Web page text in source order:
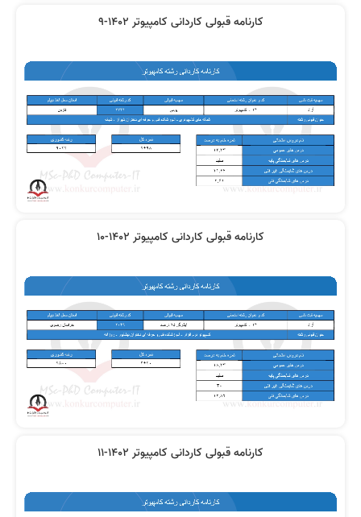
کارنامه قبولی کاردانی کامپیوتر 1402-9
کارنامه قبولی کاردانی کامپیوتر 1402-10
کارنامه قبولی کاردانی کامپیوتر 1402-11